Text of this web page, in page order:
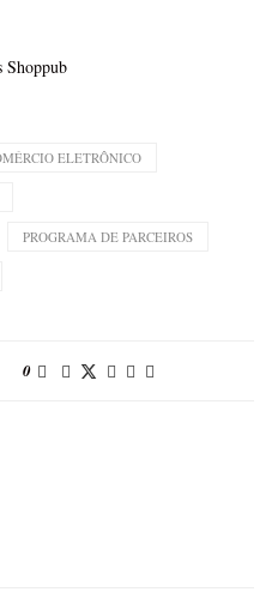
ELETRÔNICO
PROGRAMA DE PARCEIROS
0